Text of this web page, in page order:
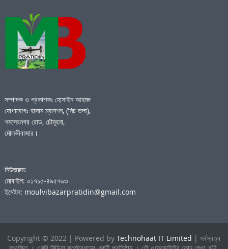
সম্পাদক ও প্রকাশকঃ হোসাইন আহমদ
যোগাযোগঃ হাসান ম্যানশন, (নিচ তলা),
শমসেরনগর রোড, চৌমূহনা,
মৌলভীবাজার।
নিউজরুম:
মোবাইল: ০১৭১৫-৪৯৫৭৬৩
ইমেইল: moulvibazarpratidin@gmail.com
Copyright © 2022 | Powered byTechnohaat IT Limited | সর্বস্বত্ব